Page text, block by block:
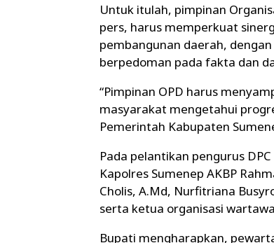
Untuk itulah, pimpinan
pers, harus memperkuat
pembangunan daerah,
berpedoman pada fakta dan
“Pimpinan OPD harus
masyarakat mengetahui
Pemerintah Kabupaten
Pada pelantikan pengurus
Kapolres Sumenep AKBP
Cholis, A.Md, Nurfitriana
serta ketua organisasi
Bupati mengharapkan,